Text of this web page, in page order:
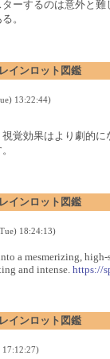
ーするのは意外と
。
インロット図鑑
13:22:44)
覚効果はより劇的
インロット図鑑
18:24:13)
a mesmerizing,
and intense. https://
インロット図鑑